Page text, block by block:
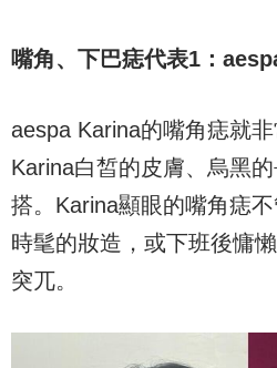
嘴角、下巴痣代表1 ：
aespa Karina的嘴角痣就
Karina白皙的皮膚、烏黑
搭。Karina顯眼的嘴角痣
時髦的妝造，或下班後慵
突兀。